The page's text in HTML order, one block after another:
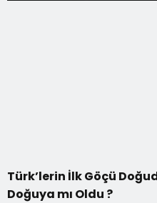
Türk’lerin İlk Göçü
Doğuya mı Oldu ?